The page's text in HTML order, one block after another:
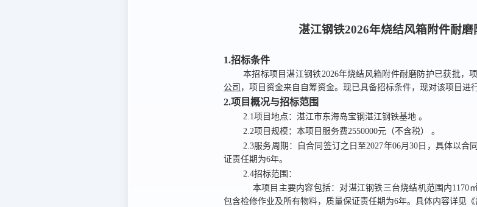
湛江钢铁2026年烧结风箱附件耐磨
1.招标条件
本招标项目湛江钢铁2026年烧结风箱附件耐磨防护 已获批，
公司 ，项目资金来自 自筹资金。现已具备招标条件，现对该项目 进
2.项目概况与招标范围
2.1项目地点： 湛江市东海岛宝钢湛江钢铁基地。
2 2项目规模： 本项目服务费2550000元（不含税）
。
2.3服务周期：
自合同签订之日至2027年06月30日，具体以合
证责任期为6年。
2.4招标范围：
本项目主要内容包括：对湛江钢铁三台烧结机范围内1170
包含检修作业及所有物料，质量保证责任期为6年。具体内容详见《